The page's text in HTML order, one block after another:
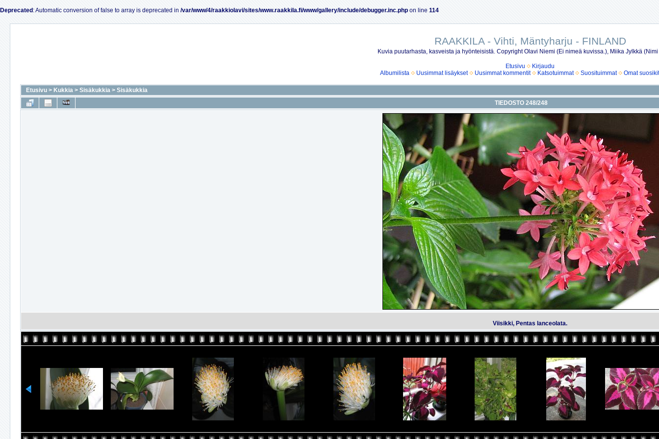
Deprecated : Automatic conversion of false to array is deprecated in /var/www/4/raakkiolavi/sites/www.raakkila.fi/www/gallery/include/debugger.inc.php on line 114
RAAKKILA - Vihti, Mäntyharju - FINLAND
Kuvia puutarhasta, kasveista ja hyönteisistä. Copyright Olavi Niemi (Ei nimeä kuvissa.), Miika Jylkkä
Etusivu
Kirjaudu
Albumilista
Uusimmat lisäykset Uusimmat kommentit Katsotuimmat Suosituimmat Omat suosikit
Etusivu > Kukkia > Sisäkukkia > Sisäkukkia
TIEDOSTO 248/248
Viisikki, Pentas lanceolata.